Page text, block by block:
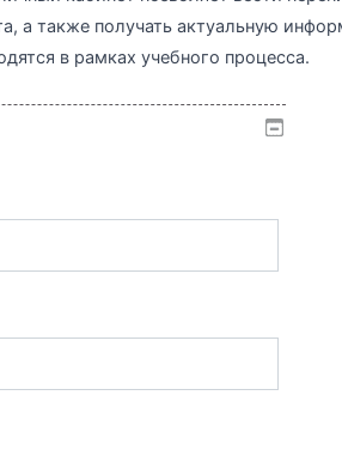
а также получать актуальную
в рамках учебного процесса.